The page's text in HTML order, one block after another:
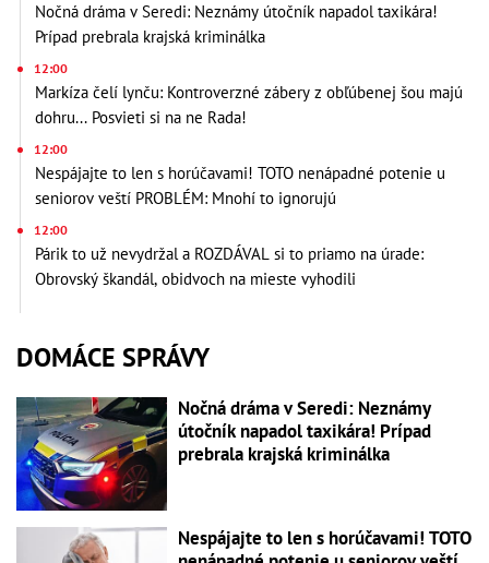
Nočná dráma v Seredi: Neznámy útočník napadol taxikára!
Prípad prebrala krajská kriminálka
12:00
Markíza čelí lynču: Kontroverzné zábery z obľúbenej šou majú
dohru... Posvieti si na ne Rada!
12:00
Nespájajte to len s horúčavami! TOTO nenápadné potenie u
seniorov veští PROBLÉM: Mnohí to ignorujú
12:00
Párik to už nevydržal a ROZDÁVAL si to priamo na úrade:
Obrovský škandál, obidvoch na mieste vyhodili
DOMÁCE SPRÁVY
Nočná dráma v Seredi: Neznámy
útočník napadol taxikára! Prípad
prebrala krajská kriminálka
Nespájajte to len s horúčavami! TOTO